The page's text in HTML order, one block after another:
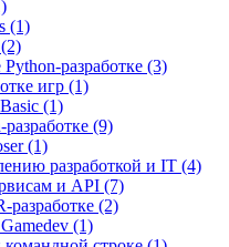
(1)
разработке (3)
игр (1)
(1)
(9)
(1)
разработкой и IT (4)
и API (7)
(2)
(1)